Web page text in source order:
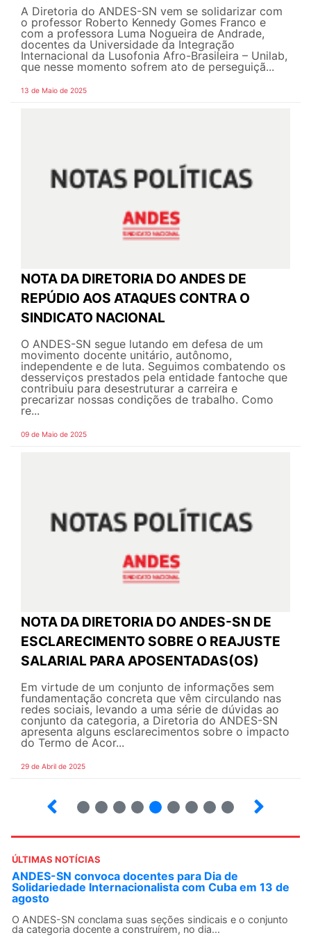
A Diretoria do ANDES-SN vem se solidarizar com
o professor Roberto Kennedy Gomes Franco e
com a professora Luma Nogueira de Andrade,
docentes da Universidade da Integração
Internacional da Lusofonia Afro-Brasileira – Unilab,
que nesse momento sofrem ato de perseguiçã...
13 de Maio de 2025
NOTA DA DIRETORIA DO ANDES DE
REPÚDIO AOS ATAQUES CONTRA O
SINDICATO NACIONAL
O ANDES-SN segue lutando em defesa de um
movimento docente unitário, autônomo,
independente e de luta. Seguimos combatendo os
desserviços prestados pela entidade fantoche que
contribuiu para desestruturar a carreira e
precarizar nossas condições de trabalho. Como
re...
09 de Maio de 2025
NOTA DA DIRETORIA DO ANDES-SN DE
ESCLARECIMENTO SOBRE O REAJUSTE
SALARIAL PARA APOSENTADAS(OS)
Em virtude de um conjunto de informações sem
fundamentação concreta que vêm circulando nas
redes sociais, levando a uma série de dúvidas ao
conjunto da categoria, a Diretoria do ANDES-SN
apresenta alguns esclarecimentos sobre o impacto
do Termo de Acor...
29 de Abril de 2025
ÚLTIMAS NOTÍCIAS
ANDES-SN convoca docentes para Dia de
Solidariedade Internacionalista com Cuba em 13 de
agosto
O ANDES-SN conclama suas seções sindicais e o conjunto
da categoria docente a construírem, no dia...